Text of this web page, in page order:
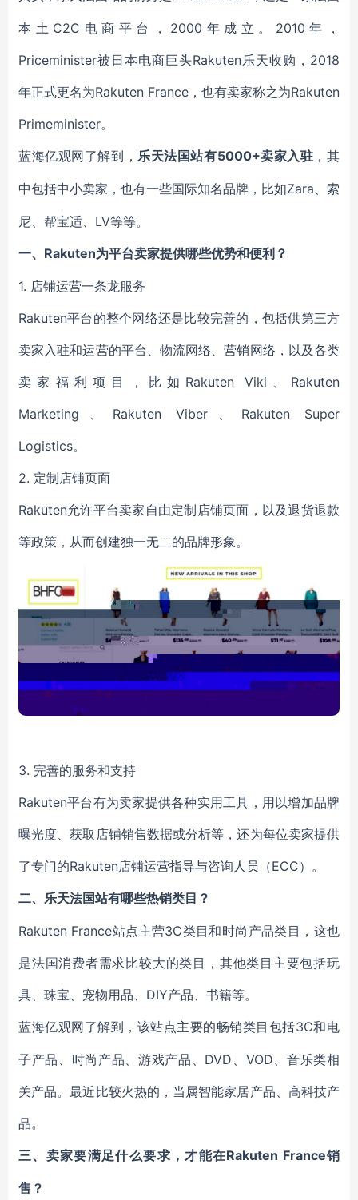
本土C2C电商平台，2000年成立。2010年，
Priceminister被日本电商巨头Rakuten乐天收购，2018
年正式更名为Rakuten France，也有卖家称之为Rakuten
Primeminister。
蓝海亿观网了解到， 乐天法国站有5000+卖家入驻 ，其
中包括中小卖家，也有一些国际知名品牌，比如Zara、索
尼、帮宝适、LV等等。
一、 Rakuten为平台卖家提供哪些优势和便利？
1. 店铺运营一条龙服务
Rakuten平台的整个网络还是比较完善的，包括供第三方
卖家入驻和运营的平台、物流网络、营销网络，以及各类
卖家福利项目，比如Rakuten Viki、Rakuten
Marketing、Rakuten Viber、Rakuten Super
Logistics。
2. 定制店铺页面
Rakuten允许平台卖家自由定制店铺页面，以及退货退款
等政策，从而创建独一无二的品牌形象。
3. 完善的服务和支持
Rakuten平台有为卖家提供各种实用工具，用以增加品牌
曝光度、获取店铺销售数据或分析等，还为每位卖家提供
了专门的Rakuten店铺运营指导与咨询人员（ECC）。
二、乐天法国站有哪些热销类目？
Rakuten France站点主营3C类目和时尚产品类目，这也
是法国消费者需求比较大的类目，其他类目主要包括玩
具、珠宝、宠物用品、DIY产品、书籍等。
蓝海亿观网了解到，该站点主要的畅销类目包括3C和电
子产品、时尚产品、游戏产品、DVD、VOD、音乐类相
关产品。最近比较火热的，当属智能家居产品、高科技产
品。
三、卖家要满足什么要求，才能在Rakuten France销
售？